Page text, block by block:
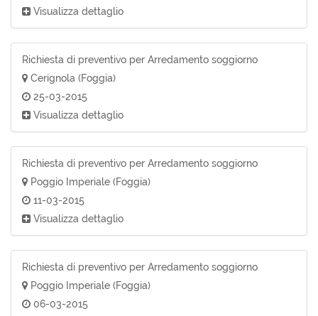
Visualizza dettaglio
Richiesta di preventivo per Arredamento soggiorno
Cerignola (Foggia)
25-03-2015
Visualizza dettaglio
Richiesta di preventivo per Arredamento soggiorno
Poggio Imperiale (Foggia)
11-03-2015
Visualizza dettaglio
Richiesta di preventivo per Arredamento soggiorno
Poggio Imperiale (Foggia)
06-03-2015